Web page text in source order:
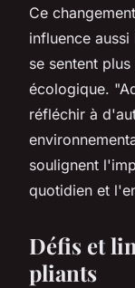
Ce
influence
se sentent
écologique.
réfléchir à
soulignent
quotidien et
Défis et
pliants